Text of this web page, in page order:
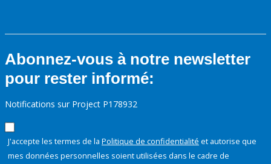
Abonnez-vous à notre newsletter
pour rester informé:
Notifications sur Project P178932
J'accepte les termes de la Politique de confidentialité et autorise que
mes données personnelles soient utilisées dans le cadre de